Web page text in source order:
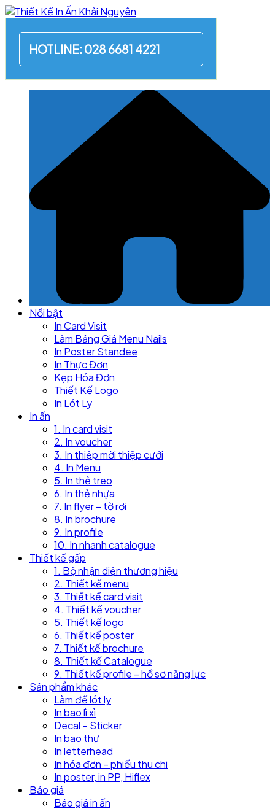
Skip
content
HOTLINE:028 6681 4221
Nổi bật
In Card Visit
Làm Bảng Giá Menu Nails
In Poster Standee
In Thực Đơn
Kẹp Hóa Đơn
Thiết Kế Logo
In Lót Ly
In ấn
1. In card visit
2. In voucher
3. In thiệp mời thiệp cưới
4. In Menu
5. In thẻ treo
6. In thẻ nhựa
7. In flyer – tờ rơi
8. In brochure
9. In profile
10. In nhanh catalogue
Thiết kế gấp
1. Bộ nhận diện thương hiệu
2. Thiết kế menu
3. Thiết kế card visit
4. Thiết kế voucher
5. Thiết kế logo
6. Thiết kế poster
7. Thiết kế brochure
8. Thiết kế Catalogue
9. Thiết kế profile – hồ sơ năng lực
Sản phẩm khác
Làm đế lót ly
In bao lì xì
Decal – Sticker
In bao thư
In letterhead
In hóa đơn – phiếu thu chi
In poster, in PP, Hiflex
Báo giá
Báo giá in ấn